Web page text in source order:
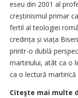
eseu din 2001 al
creștinismul primar
fertil al teologiei
credința și viața
printr-o dublă
martiriului, atât ca o
ca o lectură
Citeşte mai multe